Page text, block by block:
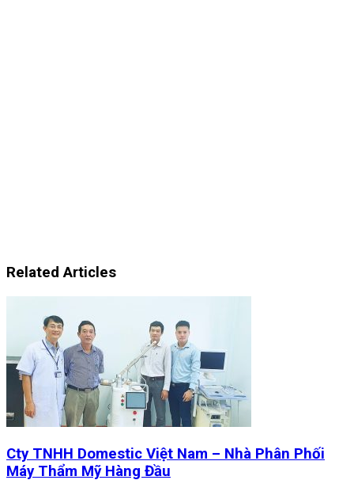
Related Articles
Cty TNHH Domestic Việt Nam – Nhà Phân Phối
Máy Thẩm Mỹ Hàng Đầu